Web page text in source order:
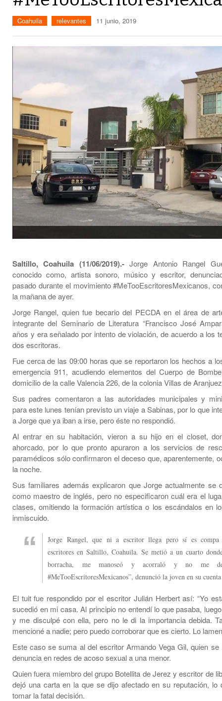
Coahuila relevantes 11 junio, 2019
Saltillo, Coahuila (11/06/2019).-Jorge Antonio Rangel
conocido como, artista sonoro, músico y escritor,
pasado durante el movimiento #MeTooEscritoresMexicanos,
la mañana de ayer.
Jorge Rangel, quien fue becario del PECDA en el área de
integrante del Seminario de Literatura “Francisco José
años y era señalado por intento de violación, de acuerdo a los
dos escritoras.
Fue cerca de las 09:00 horas que se reportaron los hechos a
emergencia 911, acudiendo elementos del Cuerpo de
domicilio de la calle Valencia 226, de la colonia Villas de
Sus padres comentaron a las autoridades municipales y
para este lunes tenían previsto un viaje a Sabinas, por lo que
a Jorge que ya iban a irse, pero éste no respondió.
Al entrar en su habitación, vieron a su hijo en el closet,
ahorcado, por lo que pronto apuraron a los servicios de
paramédicos sólo confirmaron el deceso que, aparentemente,
la noche.
Sus familiares además explicaron que Jorge actualmente se
como maestro de inglés, pero no especificaron cuál era el
clases, omitiendo la formación artística o los escándalos en
inmiscuido.
Jorge Rangel, que ni a escritor llega pero sí es compa
escritores en Saltillo, Coahuila. Se metió a un cuarto
borracha, me manoseó y acorraló y no me
#MeTooEscritoresMexicanos”, denunció la joven en su
El tuit fue respondido por el escritor Julián Herbert así: “Yo
sucedió en mi casa. Al principio no entendí lo que pasaba,
y me disculpé con ella, pero no le di la importancia debida.
mencioné a nadie; pero puedo corroborar que es cierto. Lo
Este caso se suma al del escritor Armando Vega Gil, quien se
denuncia en redes de acoso sexual a una menor.
Quien fuera miembro del grupo Botellita de Jerez y escritor de
dejó una carta en la que se dijo afectado en su reputación, lo
tomar la fatal decisión.